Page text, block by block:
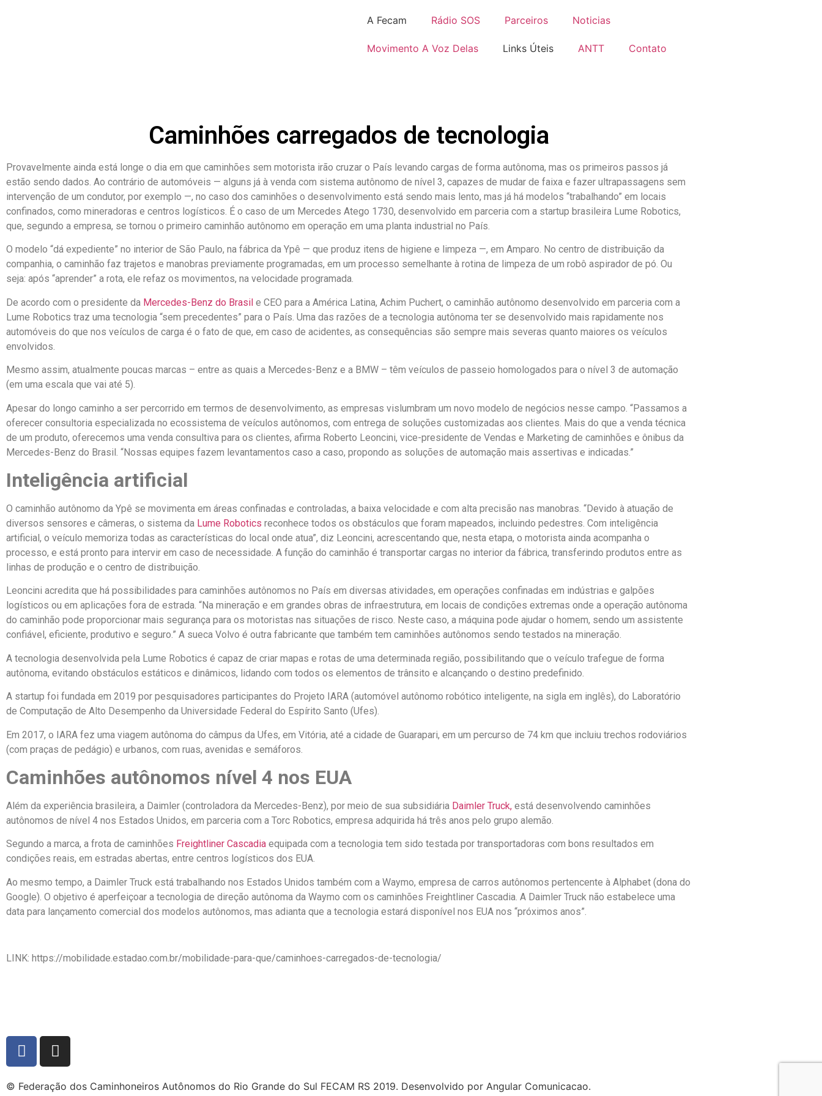
A Fecam Rádio SOS Parceiros Noticias
Movimento A Voz Delas Links Úteis ANTT Contato
Caminhões carregados de tecnologia
Provavelmente ainda está longe o dia em que caminhões sem motorista irão cruzar o País levando cargas de forma autônoma, mas os primeiros passos já
estão sendo dados. Ao contrário de automóveis — alguns já à venda com sistema autônomo de nível 3, capazes de mudar de faixa e fazer ultrapassagens sem
intervenção de um condutor, por exemplo —, no caso dos caminhões o desenvolvimento está sendo mais lento, mas já há modelos “trabalhando” em locais
confinados, como mineradoras e centros logísticos. É o caso de um Mercedes Atego 1730, desenvolvido em parceria com a startup brasileira Lume Robotics,
que, segundo a empresa, se tornou o primeiro caminhão autônomo em operação em uma planta industrial no País.
O modelo “dá expediente” no interior de São Paulo, na fábrica da Ypê — que produz itens de higiene e limpeza —, em Amparo. No centro de distribuição da
companhia, o caminhão faz trajetos e manobras previamente programadas, em um processo semelhante à rotina de limpeza de um robô aspirador de pó. Ou
seja: após “aprender” a rota, ele refaz os movimentos, na velocidade programada.
De acordo com o presidente da Mercedes-Benz do Brasil e CEO para a América Latina, Achim Puchert, o caminhão autônomo desenvolvido em parceria com a
Lume Robotics traz uma tecnologia “sem precedentes” para o País. Uma das razões de a tecnologia autônoma ter se desenvolvido mais rapidamente nos
automóveis do que nos veículos de carga é o fato de que, em caso de acidentes, as consequências são sempre mais severas quanto maiores os veículos
envolvidos.
Mesmo assim, atualmente poucas marcas – entre as quais a Mercedes-Benz e a BMW – têm veículos de passeio homologados para o nível 3 de automação
(em uma escala que vai até 5).
Apesar do longo caminho a ser percorrido em termos de desenvolvimento, as empresas vislumbram um novo modelo de negócios nesse campo. “Passamos a
oferecer consultoria especializada no ecossistema de veículos autônomos, com entrega de soluções customizadas aos clientes. Mais do que a venda técnica
de um produto, oferecemos uma venda consultiva para os clientes, afirma Roberto Leoncini, vice-presidente de Vendas e Marketing de caminhões e ônibus da
Mercedes-Benz do Brasil. “Nossas equipes fazem levantamentos caso a caso, propondo as soluções de automação mais assertivas e indicadas.”
Inteligência artificial
O caminhão autônomo da Ypê se movimenta em áreas confinadas e controladas, a baixa velocidade e com alta precisão nas manobras. “Devido à atuação de
diversos sensores e câmeras, o sistema da Lume Robotics reconhece todos os obstáculos que foram mapeados, incluindo pedestres. Com inteligência
artificial, o veículo memoriza todas as características do local onde atua”, diz Leoncini, acrescentando que, nesta etapa, o motorista ainda acompanha o
processo, e está pronto para intervir em caso de necessidade. A função do caminhão é transportar cargas no interior da fábrica, transferindo produtos entre as
linhas de produção e o centro de distribuição.
Leoncini acredita que há possibilidades para caminhões autônomos no País em diversas atividades, em operações confinadas em indústrias e galpões
logísticos ou em aplicações fora de estrada. “Na mineração e em grandes obras de infraestrutura, em locais de condições extremas onde a operação autônoma
do caminhão pode proporcionar mais segurança para os motoristas nas situações de risco. Neste caso, a máquina pode ajudar o homem, sendo um assistente
confiável, eficiente, produtivo e seguro.” A sueca Volvo é outra fabricante que também tem caminhões autônomos sendo testados na mineração.
A tecnologia desenvolvida pela Lume Robotics é capaz de criar mapas e rotas de uma determinada região, possibilitando que o veículo trafegue de forma
autônoma, evitando obstáculos estáticos e dinâmicos, lidando com todos os elementos de trânsito e alcançando o destino predefinido.
A startup foi fundada em 2019 por pesquisadores participantes do Projeto IARA (automóvel autônomo robótico inteligente, na sigla em inglês), do Laboratório
de Computação de Alto Desempenho da Universidade Federal do Espírito Santo (Ufes).
Em 2017, o IARA fez uma viagem autônoma do câmpus da Ufes, em Vitória, até a cidade de Guarapari, em um percurso de 74 km que incluiu trechos rodoviários
(com praças de pedágio) e urbanos, com ruas, avenidas e semáforos.
Caminhões autônomos nível 4 nos EUA
Além da experiência brasileira, a Daimler (controladora da Mercedes-Benz), por meio de sua subsidiária Daimler Truck, está desenvolvendo caminhões
autônomos de nível 4 nos Estados Unidos, em parceria com a Torc Robotics, empresa adquirida há três anos pelo grupo alemão.
Segundo a marca, a frota de caminhões Freightliner Cascadia equipada com a tecnologia tem sido testada por transportadoras com bons resultados em
condições reais, em estradas abertas, entre centros logísticos dos EUA.
Ao mesmo tempo, a Daimler Truck está trabalhando nos Estados Unidos também com a Waymo, empresa de carros autônomos pertencente à Alphabet (dona do
Google). O objetivo é aperfeiçoar a tecnologia de direção autônoma da Waymo com os caminhões Freightliner Cascadia. A Daimler Truck não estabelece uma
data para lançamento comercial dos modelos autônomos, mas adianta que a tecnologia estará disponível nos EUA nos “próximos anos”.
LINK: https://mobilidade.estadao.com.br/mobilidade-para-que/caminhoes-carregados-de-tecnologia/
© Federação dos Caminhoneiros Autônomos do Rio Grande do Sul FECAM RS 2019. Desenvolvido por Angular Comunicacao.